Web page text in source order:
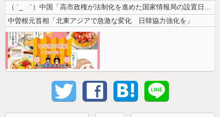
（ ´_ゝ`）中国「高市政権が法制化を進めた国家情報局の設置日が7月3...
中曽根元首相「北東アジアで急激な変化 日韓協力強化を」